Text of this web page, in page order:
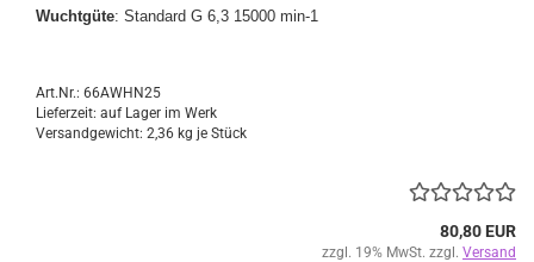
Wuchtgüte: Standard G 6,3 15000 min-1
Art.Nr.: 66AWHN25
Lieferzeit: auf Lager im Werk
Versandgewicht: 2,36 kg je Stück
80,80 EUR
zzgl. 19% MwSt. zzgl. Versand